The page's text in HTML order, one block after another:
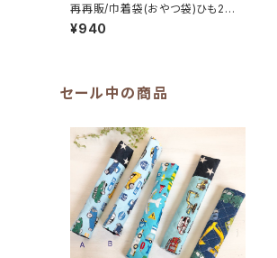
再再販/巾着袋(おやつ袋)ひも2本
タイプ☆25×20cm 【ライオン柄】
★KY.781112｜通園通学用のかわ
¥940
セール中の商品